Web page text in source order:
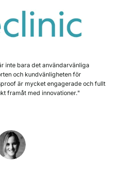
inte bara det användarvänliga
och kundvänligheten för
är mycket engagerade och fullt
framåt med innovationer."